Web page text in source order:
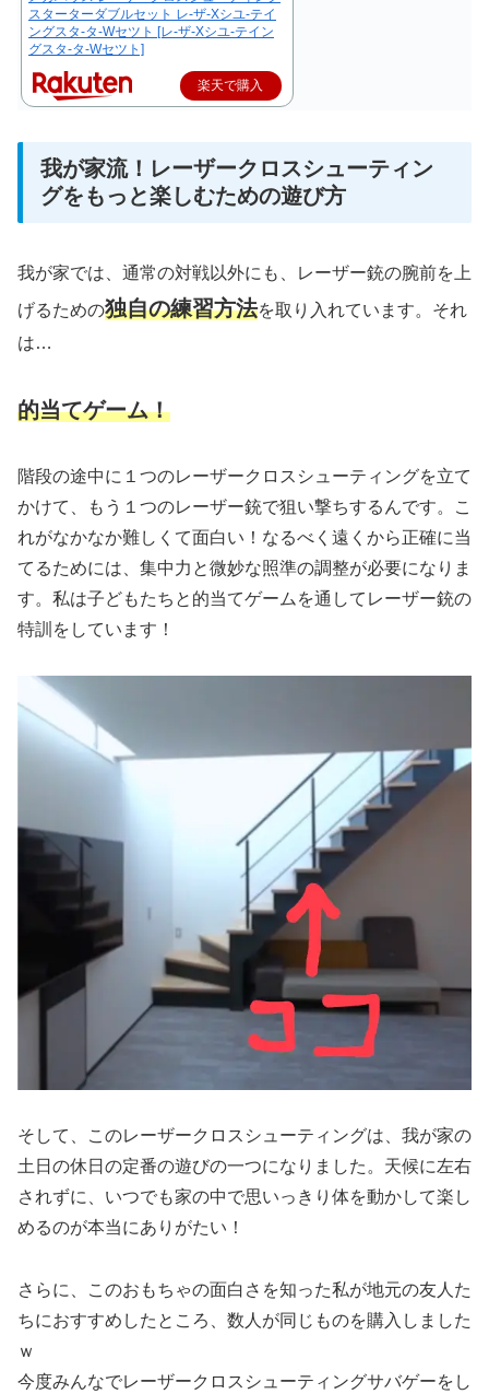
スターターダブルセット レ-ザ-Xシユ-テイ
ングスタ-タ-Wセツト [レ-ザ-Xシユ-テイン
グスタ-タ-Wセツト]
楽天で購入
我が家流！レーザークロスシューティン
グをもっと楽しむための遊び方
我が家では、通常の対戦以外にも、レーザー銃の腕前を上
げるための独自の練習方法を取り入れています。それ
は…
的当てゲーム！
階段の途中に１つのレーザークロスシューティングを立て
かけて、もう１つのレーザー銃で狙い撃ちするんです。こ
れがなかなか難しくて面白い！なるべく遠くから正確に当
てるためには、集中力と微妙な照準の調整が必要になりま
す。私は子どもたちと的当てゲームを通してレーザー銃の
特訓をしています！
そして、このレーザークロスシューティングは、我が家の
土日の休日の定番の遊びの一つになりました。天候に左右
されずに、いつでも家の中で思いっきり体を動かして楽し
めるのが本当にありがたい！
さらに、このおもちゃの面白さを知った私が地元の友人た
ちにおすすめしたところ、数人が同じものを購入しました
ｗ
今度みんなでレーザークロスシューティングサバゲーをし